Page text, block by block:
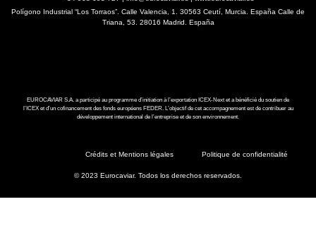
Polígono Industrial “Los Torraos”. Calle Valencia, 1. 30563 Ceutí, Murcia. España Calle de
Triana, 53. 28016 Madrid. España
EUROCAVIAR S.A. a participé au programme d’initiation à l’exportation ICEX-Next et a bénéficié du soutien de
l’ICEX et d’un cofinancement des fonds européens FEDER. L’objectif de cet accompagnement est de contribuer au
développement international de l’entreprise et de son environnement.
Crédits et Mentions légales Politique de confidentialité
© 2023 Eurocaviar. Todos los derechos reservados.